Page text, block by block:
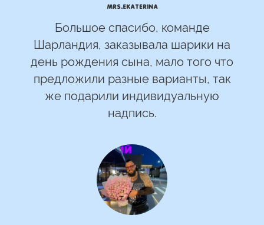
mrs.Ekaterina
Большое спасибо, команде
Шарландия, заказывала шарики на
день рождения сына, мало того что
предложили разные варианты, так
же подарили индивидуальную
надпись.